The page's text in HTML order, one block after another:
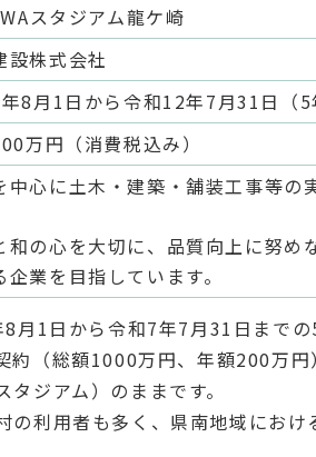
スタジアム龍ケ崎
設株式会社
8月1日から令和12年7月31日（5
万円（消費税込み）
中心に土木・建築・舗装工事等の
和の心を大切に、品質向上に努め
企業を目指しています。
月1日から令和7年7月31日まで
（総額1000万円、年額200万円
ジアム）のままです。
利用者も多く、県南地域におけ